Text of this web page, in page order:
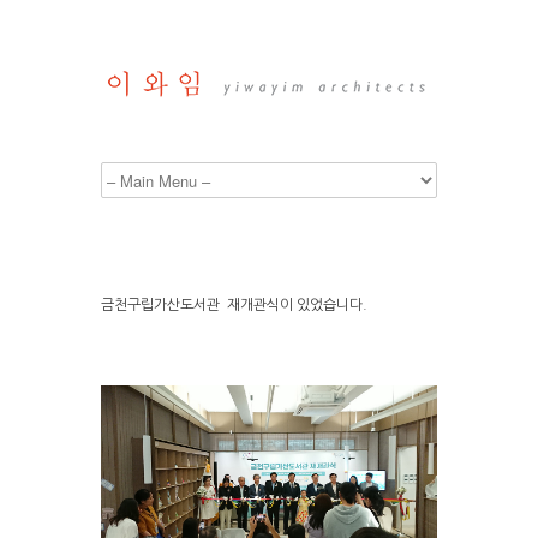
금천구립가산도서관 재개관식이 있었습니다.